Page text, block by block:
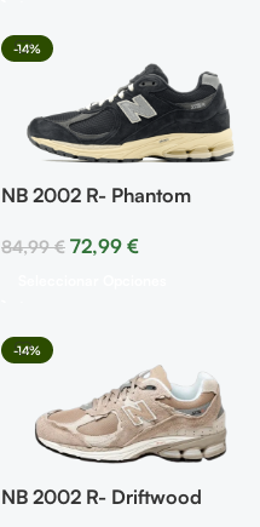
-14%
NB 2002 R- Phantom
84,99€ 72,99 €
-14%
NB 2002 R- Driftwood